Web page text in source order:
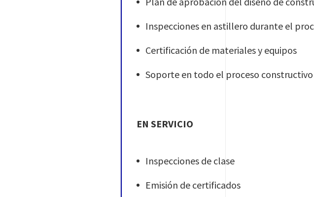
Inspecciones en astillero durante el
Certificación de materiales y equipos
Soporte en todo el proceso constructivo
EN SERVICIO
Inspecciones de clase
Emisión de certificados